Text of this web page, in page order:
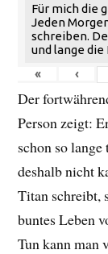
Für mich die
Jeden
schreiben.
und lange
«
‹
Der
Person zeigt:
schon so
deshalb nicht
Titan schreibt,
buntes Leben
Tun kann man